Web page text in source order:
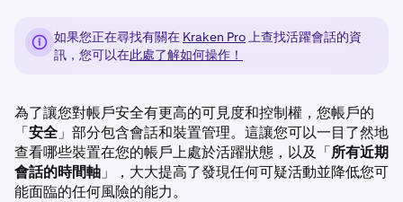
如果您正在尋找有關在 Kraken Pro上查找活躍會話的資
訊，您可以在此處了解如何操作！
為了讓您對帳戶安全有更高的可見度和控制權，您帳戶的
「安全 」部分包含會話和裝置管理。這讓您可以一目了然地
查看哪些裝置在您的帳戶上處於活躍狀態，以及「所有近期
會話的時間軸 」，大大提高了發現任何可疑活動並降低您可
能面臨的任何風險的能力。